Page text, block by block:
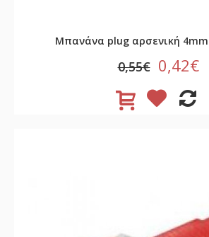
Μπανάνα plug αρσενική 4mm
0,55€ 0,42€